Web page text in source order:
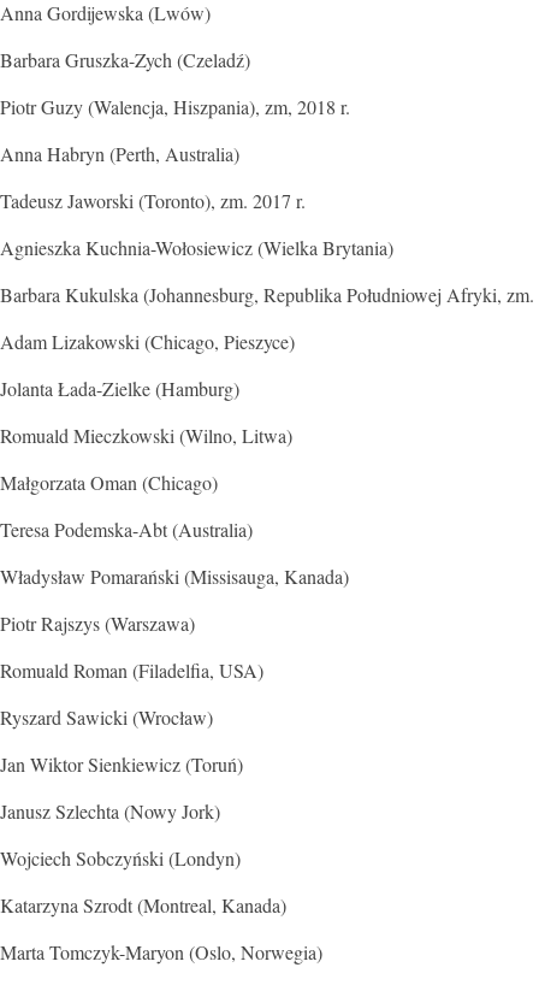
Anna Gordijewska (Lwów)
Barbara Gruszka-Zych (Czeladź)
Piotr Guzy (Walencja, Hiszpania), zm, 2018 r.
Anna Habryn (Perth, Australia)
Tadeusz Jaworski (Toronto), zm. 2017 r.
Agnieszka Kuchnia-Wołosiewicz (Wielka Brytania)
Barbara Kukulska (Johannesburg, Republika Południowej Afryki, zm.
Adam Lizakowski (Chicago, Pieszyce)
Jolanta Łada-Zielke (Hamburg)
Romuald Mieczkowski (Wilno, Litwa)
Małgorzata Oman (Chicago)
Teresa Podemska-Abt (Australia)
Władysław Pomarański (Missisauga, Kanada)
Piotr Rajszys (Warszawa)
Romuald Roman (Filadelfia, USA)
Ryszard Sawicki (Wrocław)
Jan Wiktor Sienkiewicz (Toruń)
Janusz Szlechta (Nowy Jork)
Wojciech Sobczyński (Londyn)
Katarzyna Szrodt (Montreal, Kanada)
Marta Tomczyk-Maryon (Oslo, Norwegia)